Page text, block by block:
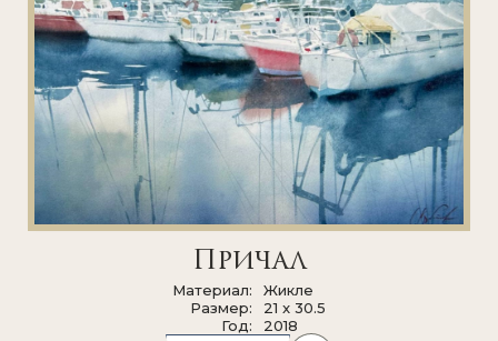
Причал
Материал
Жикле
Размер
21 x 30.5
Год
2018